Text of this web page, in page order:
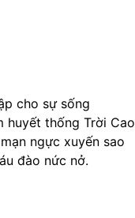
cho sự sống
huyết thống Trời Cao
ngực xuyến sao
đào nức nở.